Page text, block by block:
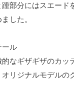
部分にはスエード
した。
ール
なギザギザのカッ
リジナルモデルの